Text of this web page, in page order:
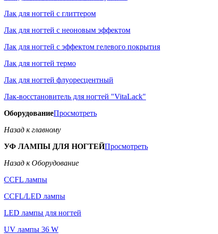
Лак для ногтей с глиттером
Лак для ногтей с неоновым эффектом
Лак для ногтей с эффектом гелевого покрытия
Лак для ногтей термо
Лак для ногтей флуоресцентный
Лак-восстановитель для ногтей "VitaLack"
ОборудованиеПросмотреть
Назад к главному
УФ ЛАМПЫ ДЛЯ НОГТЕЙПросмотреть
Назад к Оборудование
CCFL лампы
CCFL/LED лампы
LED лампы для ногтей
UV лампы 36 W